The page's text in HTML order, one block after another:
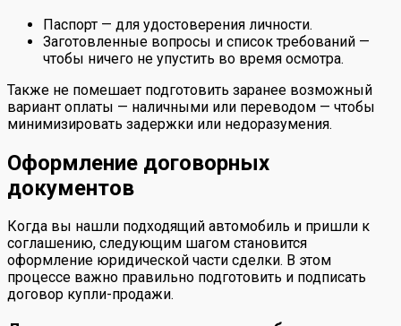
Паспорт — для удостоверения личности.
Заготовленные вопросы и список требований —
чтобы ничего не упустить во время осмотра.
Также не помешает подготовить заранее возможный
вариант оплаты — наличными или переводом — чтобы
минимизировать задержки или недоразумения.
Оформление договорных
документов
Когда вы нашли подходящий автомобиль и пришли к
соглашению, следующим шагом становится
оформление юридической части сделки. В этом
процессе важно правильно подготовить и подписать
договор купли-продажи.